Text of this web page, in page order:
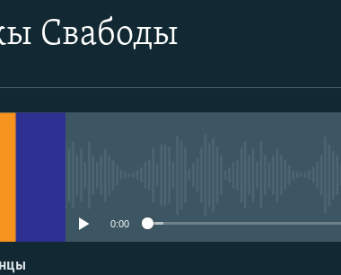
SoundCloud
CastBox
Свабоды
0:00